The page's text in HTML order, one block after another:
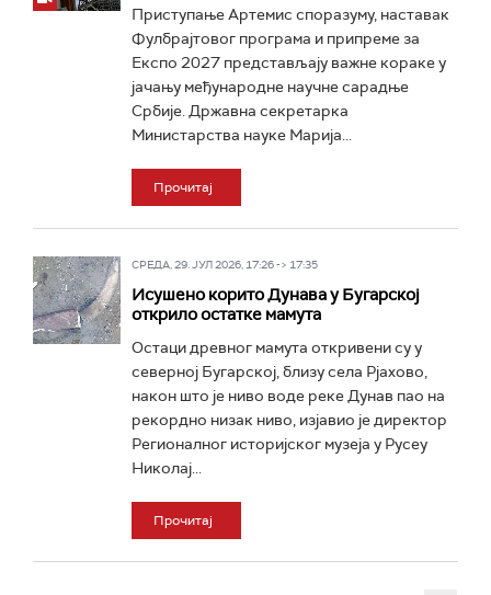
Приступање Артемис споразуму, наставак
Фулбрајтовог програма и припреме за
Експо 2027 представљају важне кораке у
јачању међународне научне сарадње
Србије. Државна секретарка
Министарства науке Марија...
Прочитај
СРЕДА, 29. ЈУЛ 2026, 17:26 -> 17:35
Исушено корито Дунава у Бугарској
открило остатке мамута
Остаци древног мамута откривени су у
северној Бугарској, близу села Рјахово,
након што је ниво воде реке Дунав пао на
рекордно низак ниво, изјавио је директор
Регионалног историјског музеја у Русеу
Николај...
Прочитај